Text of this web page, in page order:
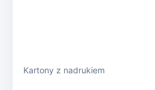
Kartony z nadrukiem